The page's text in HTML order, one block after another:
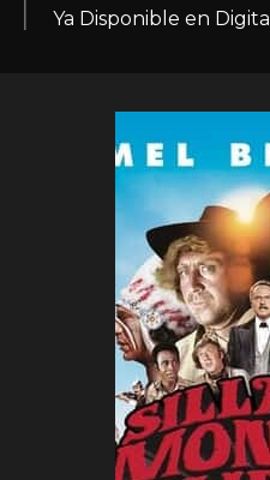
Ya Disponible en Digital